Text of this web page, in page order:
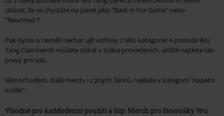
ukázat, že se chystáte na písně jako "Back in the Game" nebo
"Reunited"?
Pak byste si neměli nechat ujít vrcholy z této kategorie! A protože Wu
Tang Clan merch můžete získat v tolika provedeních, určitě najdete ten
pravý pro vás.
Mimochodem, další merch, i z jiných žánrů, najdete v kategorii "Kapelní
košile".
Vhodné pro každodenní použití a hip: Merch pro fanoušky Wu